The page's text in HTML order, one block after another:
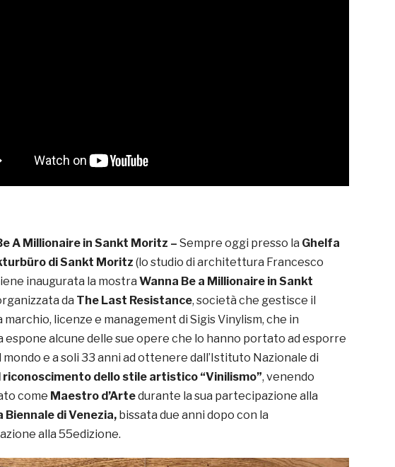
A Millionaire in Sankt Moritz – Sempre oggi presso la Ghelfa
di Sankt Moritz (lo studio di architettura Francesco
inaugurata la mostra Wanna Be a Millionaire in Sankt
da The Last Resistance, società che gestisce il
marchio, licenze e management di Sigis Vinylism, che in
espone alcune delle sue opere che lo hanno portato ad esporre
e a soli 33 anni ad ottenere dall’Istituto Nazionale di
riconoscimento dello stile artistico “Vinilismo”, venendo
come Maestro d’Artedurante la sua partecipazione alla
Biennale di Venezia, bissata due anni dopo con la
alla 55edizione.